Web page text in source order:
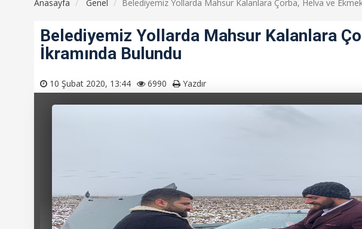
Anasayfa Genel Belediyemiz Yollarda Mahsur Kalanlara Çorba, Helva ve
Belediyemiz Yollarda Mahsur Kalanlara
İkramında Bulundu
10 Şubat 2020, 13:44 6990 Yazdır